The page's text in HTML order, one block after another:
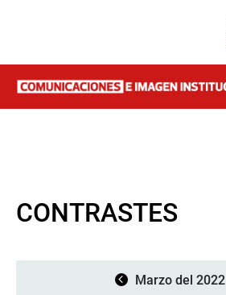
CONTRASTES
Marzo del 2022